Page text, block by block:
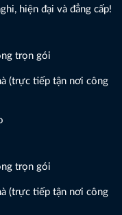
hiện đại và đẳng cấp!
trọn gói
(trực tiếp tận nơi công
trọn gói
(trực tiếp tận nơi công